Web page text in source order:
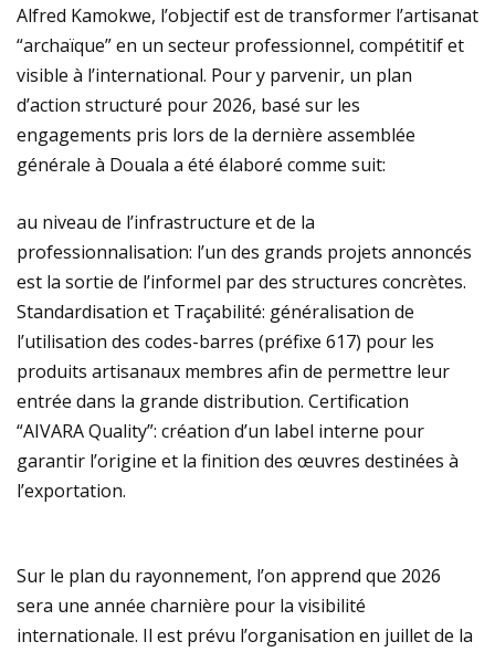
Alfred Kamokwe, l’objectif est de transformer l’artisanat
“archaïque” en un secteur professionnel, compétitif et
visible à l’international. Pour y parvenir, un plan
d’action structuré pour 2026, basé sur les
engagements pris lors de la dernière assemblée
générale à Douala a été élaboré comme suit:
au niveau de l’infrastructure et de la
professionnalisation: l’un des grands projets annoncés
est la sortie de l’informel par des structures concrètes.
Standardisation et Traçabilité: généralisation de
l’utilisation des codes-barres (préfixe 617) pour les
produits artisanaux membres afin de permettre leur
entrée dans la grande distribution. Certification
“AIVARA Quality”: création d’un label interne pour
garantir l’origine et la finition des œuvres destinées à
l’exportation.
Sur le plan du rayonnement, l’on apprend que 2026
sera une année charnière pour la visibilité
internationale. Il est prévu l’organisation en juillet de la